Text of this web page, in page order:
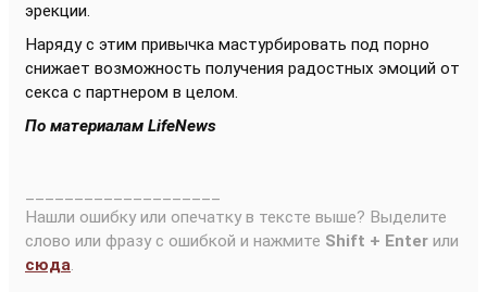
эрекции.
Наряду с этим привычка мастурбировать под порно
снижает возможность получения радостных эмоций от
секса с партнером в целом.
По материалам LifeNews
Нашли ошибку или опечатку в тексте выше? Выделите
слово или фразу с ошибкой и нажмите Shift + Enter или
сюда.